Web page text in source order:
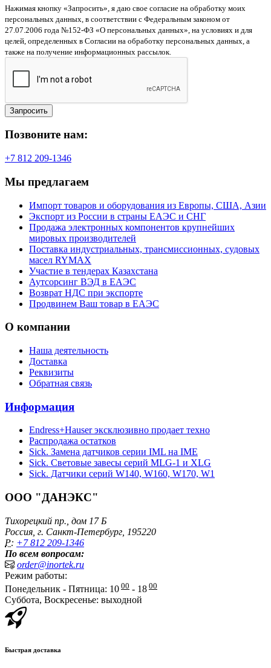
Нажимая кнопку «Запросить», я даю свое согласие на обработку моих
персональных данных, в соответствии с Федеральным законом от
27.07.2006 года №152-ФЗ «О персональных данных», на условиях и для
целей, определенных в Согласии на обработку персональных данных, а
также на получение информационных рассылок.
Запросить
Позвоните нам:
+7 812 209-1346
Мы предлагаем
Импорт товаров и оборудования из Европы, США, Азии
Экспорт из России в страны ЕАЭС и СНГ
Продажа электронных компонентов крупнейших
мировых производителей
Поставка индустриальных, трансмиссионных, судовых
масел RYMAX
Участие в тендерах Казахстана
Аутсорсинг ВЭД в ЕАЭС
Возврат НДС при экспорте
Продвинем Ваш товар в ЕАЭС
О компании
Наша деятельность
Доставка
Реквизиты
Обратная связь
Информация
Endress+Hauser эксклюзивно продает техно
Распродажа остатков
Sick. Замена датчиков серии IML на IME
Sick. Световые завесы серий MLG-1 и XLG
Sick. Датчики серий W140, W160, W170, W1
ООО "ДАНЭКС"
Тихорецкий пр., дом 17 Б
Россия, г. Санкт-Петербург, 195220
P: +7 812 209-1346
По всем вопросам:
order@inortek.ru
Режим работы:
Понедельник - Пятница: 10 00 - 18 00
Суббота, Воскресенье: выходной
Быстрая доставка